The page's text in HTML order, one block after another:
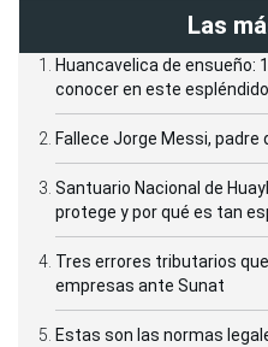
Las
Huancavelica de ensueño:
conocer en este
Fallece Jorge Messi,
Santuario Nacional de
protege y por qué es tan
Tres errores tributarios
empresas ante Sunat
Estas son las normas